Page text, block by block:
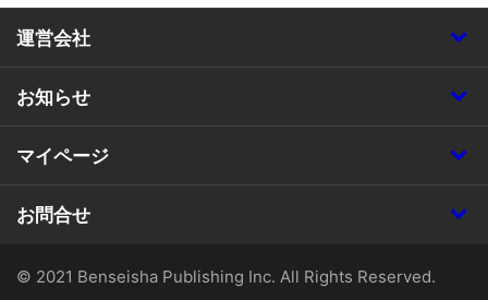
運営会社
お知らせ
マイページ
お問合せ
© 2021 Benseisha Publishing Inc. All Rights Reserved.